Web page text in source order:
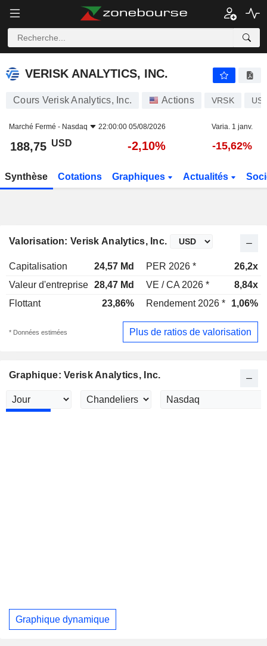
VERISK ANALYTICS, INC.
VERISK ANALYTICS, INC.
Cours Verisk Analytics, Inc. Actions VRSK
Marché Fermé - Nasdaq 22:00:00 05/08/2026 Varia. 1 janv.
188,75 USD -2,10% -15,62%
Synthèse Cotations Graphiques Actualités
Valorisation: Verisk Analytics, Inc.
Capitalisation 24,57 Md PER 2026 *
26,2x
Valeur d'entreprise 28,47 Md VE / CA 2026 *
8,84x
Flottant
23,86% Rendement 2026 * 1,06%
* Données estimées Plus de ratios de valorisation
Graphique: Verisk Analytics, Inc.
Graphique dynamique